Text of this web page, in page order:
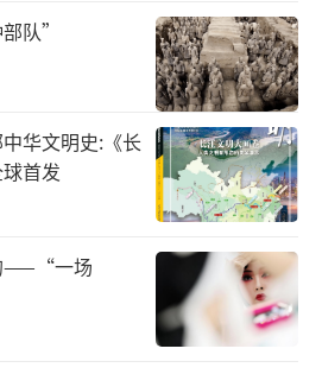
养生专家的建议说，“寒
阳气渐退，阴气渐生，人
应自然界规律，以确保体
安排衣食住行，使身体同步
众十分重要。
节感冒的主要诱因，“寒
随时注意增添衣物，注重
性能好的鞋袜，坚持温水
进血液循环。
队”
华文明史:《长
首发
——“一场